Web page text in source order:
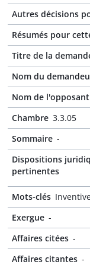
Autres décisions
Résumés pour
Titre de la
Nom du
Nom de l'opposant
Chambre 3.3.05
Sommaire -
Dispositions
pertinentes
Mots-clés
Exergue -
Affaires citées -
Affaires citantes -